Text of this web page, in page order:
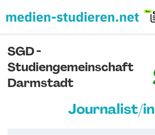
SGD -
Studiengemeinschaft
Darmstadt
Journalist/in